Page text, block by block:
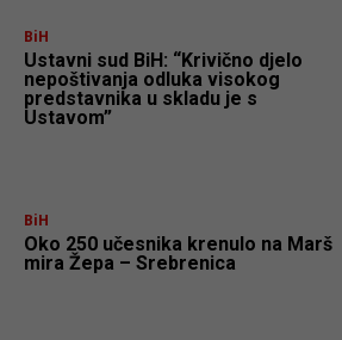
BiH
Ustavni sud BiH: “Krivično djelo
nepoštivanja odluka visokog
predstavnika u skladu je s
Ustavom”
BiH
Oko 250 učesnika krenulo na Marš
mira Žepa – Srebrenica